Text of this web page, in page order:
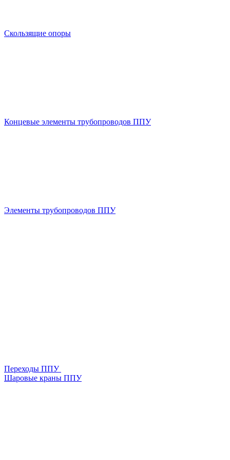
Скользящие опоры
Концевые элементы трубопроводов ППУ
Элементы трубопроводов ППУ
Переходы ППУ
Шаровые краны ППУ